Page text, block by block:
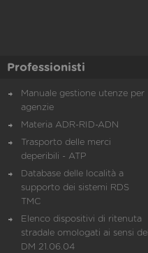
Professionisti
Manuale gestione utenze per
agenzie
Materia ADR-RID-ADN
Trasporto delle merci
deperibili - ATP
Database delle località a
supporto dei sistemi RDS
TMC
Elenco dispositivi di ritenuta
stradale omologati ai sensi del
DM 21.06.04